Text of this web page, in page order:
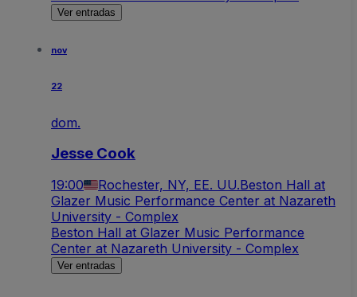
Ver entradas
nov
22
dom.
Jesse Cook
19:00 Rochester, NY, EE. UU.Beston Hall at
Glazer Music Performance Center at Nazareth
University - Complex
Beston Hall at Glazer Music Performance
Center at Nazareth University - Complex
Ver entradas